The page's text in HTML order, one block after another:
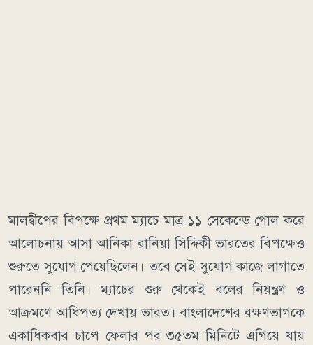
মালদ্বীপের বিপক্ষে প্রথম ম্যাচে মাত্র ১১ সেকেন্ডে গোল করে
আলোচনায় আসা আনিকা রানিয়া সিদ্দিকী ভারতের বিপক্ষেও
শুরুতে সুযোগ পেয়েছিলেন। তবে সেই সুযোগ কাজে লাগাতে
পারেননি তিনি। ম্যাচের শুরু থেকেই বলের নিয়ন্ত্রণ ও
আক্রমণে আধিপত্য দেখায় ভারত। বাংলাদেশের রক্ষণভাগকে
একাধিকবার চাপে ফেলার পর ৩৫তম মিনিটে এগিয়ে যায়